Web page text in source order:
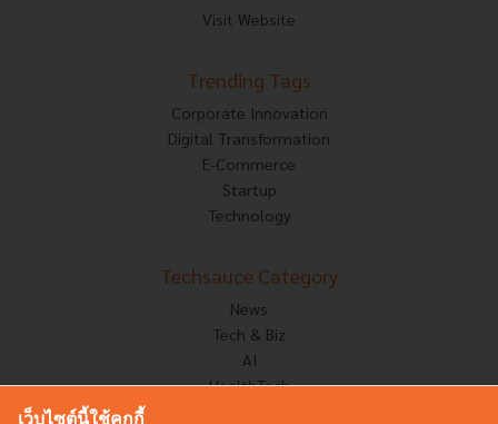
Visit Website
Trending Tags
Corporate Innovation
Digital Transformation
E-Commerce
Startup
Technology
Techsauce Category
News
Tech & Biz
AI
HealthTech
เว็บไซต์นี้ใช้คุกกี้